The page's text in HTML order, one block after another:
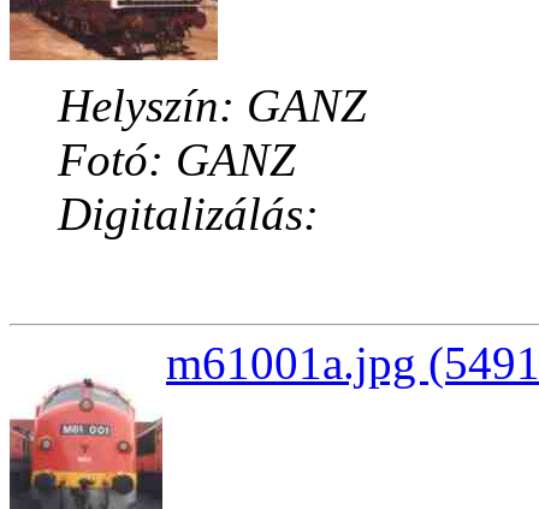
Helyszín: GANZ
Fotó: GANZ
Digitalizálás:
m61001a.jpg